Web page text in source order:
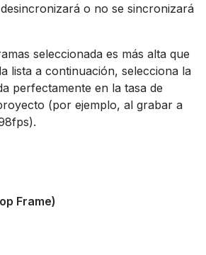
o no se sincronizará
seleccionada es más alta que
lista a continuación, selecciona la
perfectamente en la tasa de
(por ejemplo, al grabar a
Frame)